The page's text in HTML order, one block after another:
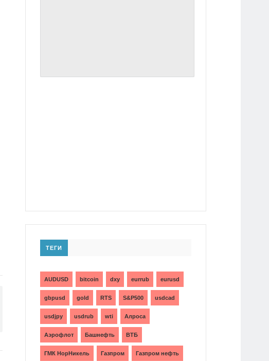
ТЕГИ
AUDUSD bitcoin dxy eurrub eurusd
gbpusd gold RTS S&P500 usdcad
usdjpy usdrub wti Алроса
Аэрофлот Башнефть ВТБ
ГМК НорНикель Газпром Газпром нефть